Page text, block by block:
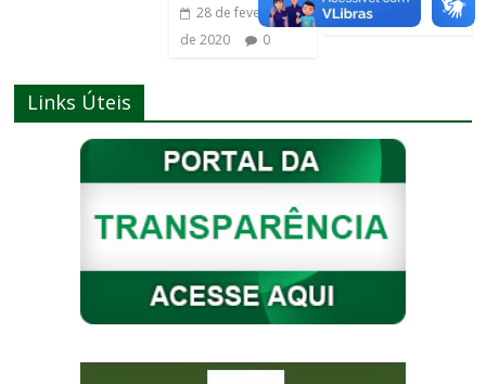
28 de fevereiro
de 2020
0
2019
Links Úteis